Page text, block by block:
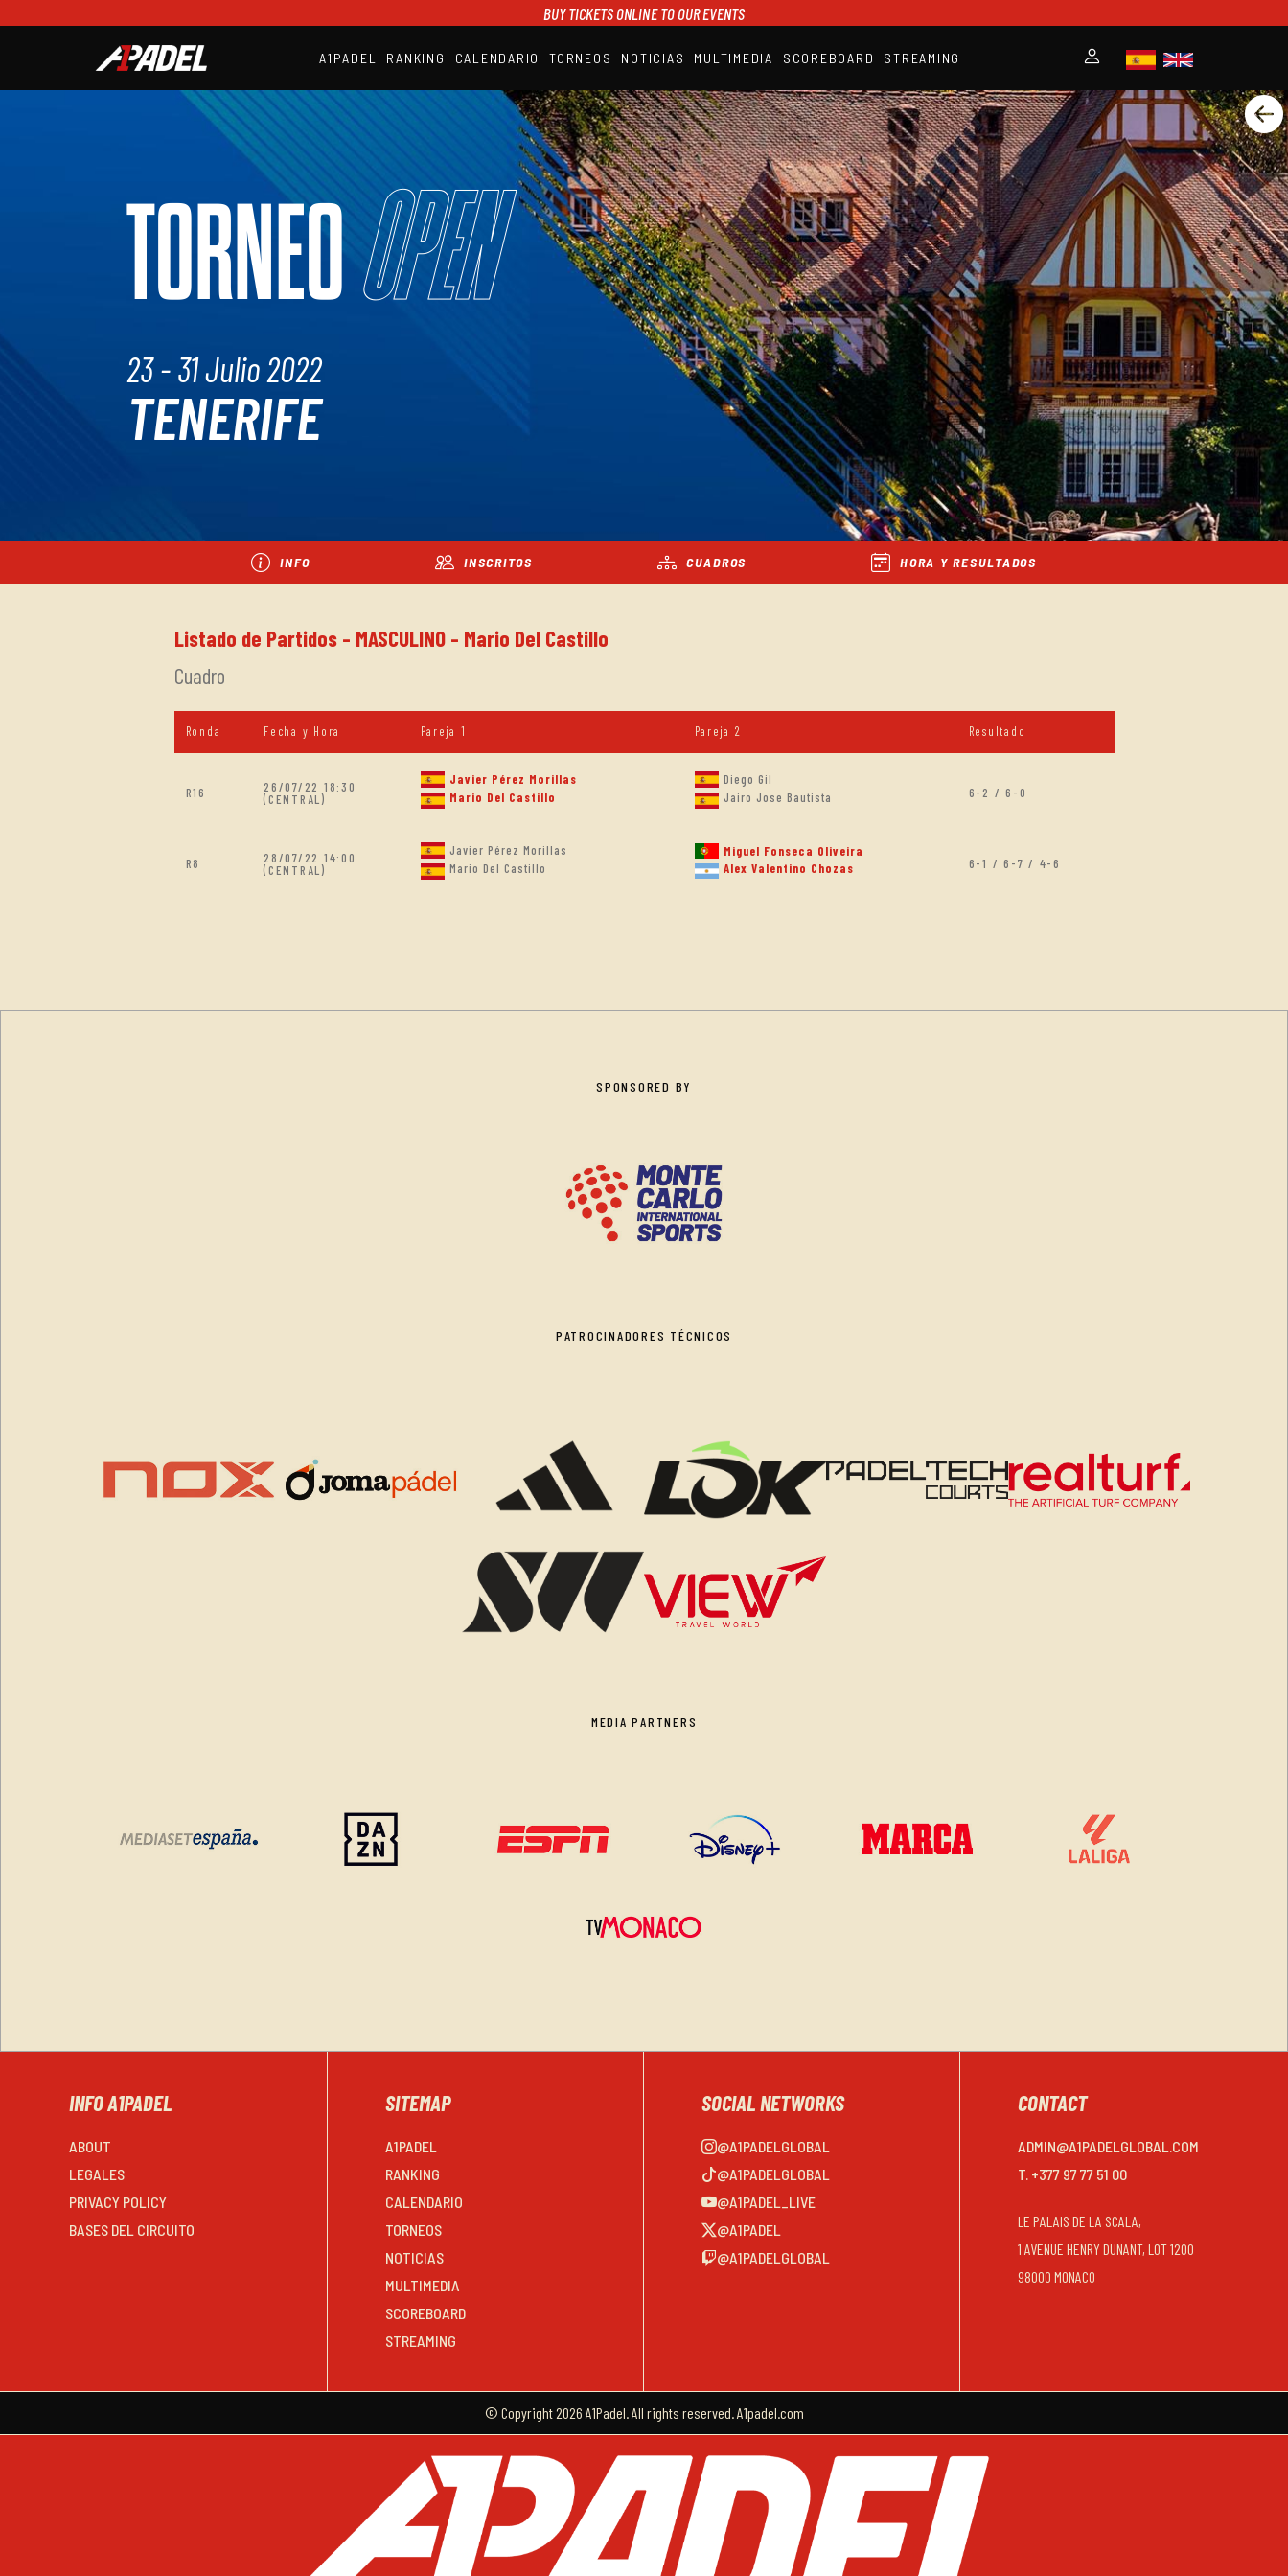
BUY TICKETS ONLINE TO OUR EVENTS
A1PADEL RANKING CALENDARIO TORNEOS NOTICIAS MULTIMEDIA SCOREBOARD STREAMING
A1PADEL
RANKING
CALENDARIO
TORNEOS
NOTICIAS
MULTIMEDIA
SCOREBOARD
STREAMING
TORNEOOpen
23 - 31 Julio 2022
TENERIFE
INFO INSCRITOS CUADROS HORA Y RESULTADOS
Listado de Partidos - MASCULINO - Mario Del Castillo
Cuadro
Ronda Fecha y Hora Pareja 1 Pareja 2 Resultado
R16
26/07/22 18:30
(CENTRAL)
Javier Pérez Morillas
Mario Del Castillo
Diego Gil
Jairo Jose Bautista
6-2 / 6-0
R8
28/07/22 14:00
(CENTRAL)
Javier Pérez Morillas
Mario Del Castillo
Miguel Fonseca Oliveira
Alex Valentino Chozas
6-1 / 6-7 / 4-6
SPONSORED BY
PATROCINADORES TÉCNICOS
MEDIA PARTNERS
INFO A1PADEL
ABOUT
LEGALES
PRIVACY POLICY
BASES DEL CIRCUITO
SITEMAP
A1PADEL
RANKING
CALENDARIO
TORNEOS
NOTICIAS
MULTIMEDIA
SCOREBOARD
STREAMING
SOCIAL NETWORKS
@A1PADELGLOBAL
@A1PADELGLOBAL
@A1PADEL_LIVE
@A1PADEL
@A1PADELGLOBAL
CONTACT
ADMIN@A1PADELGLOBAL.COM
T. +377 97 77 51 00
LE PALAIS DE LA SCALA,
1 AVENUE HENRY DUNANT, LOT 1200
98000 MONACO
© Copyright 2026 A1Padel. All rights reserved. A1padel.com